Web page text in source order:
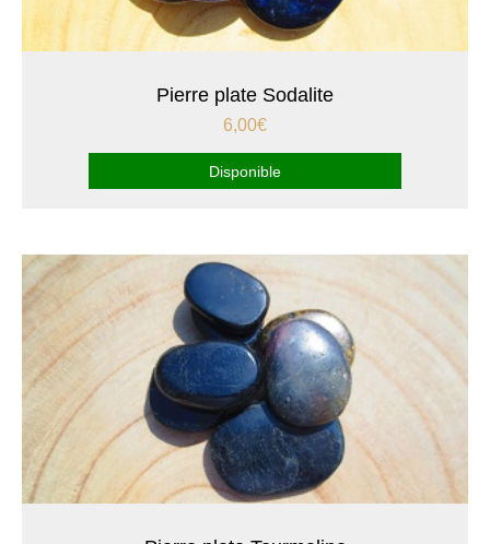
Pierre plate Sodalite
6,00€
Disponible